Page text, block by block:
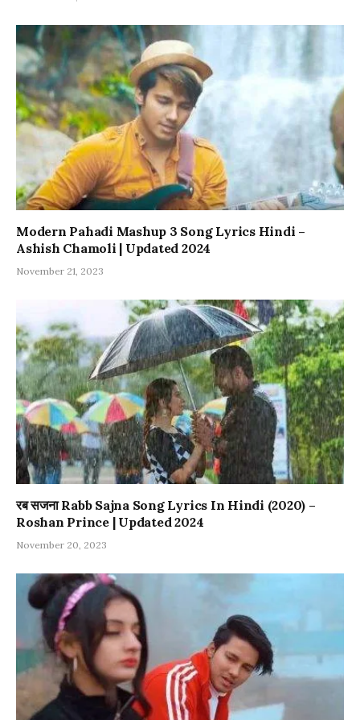
Modern Pahadi Mashup 3 Song Lyrics Hindi –
Ashish Chamoli | Updated 2024
November 21, 2023
रब सजना Rabb Sajna Song Lyrics In Hindi (2020) –
Roshan Prince | Updated 2024
November 20, 2023